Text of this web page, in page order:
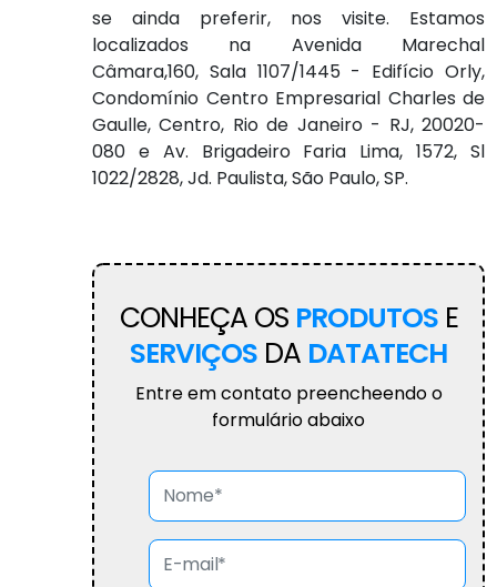
se ainda preferir, nos visite. Estamos
localizados na Avenida Marechal
Câmara,160, Sala 1107/1445 - Edifício Orly,
Condomínio Centro Empresarial Charles de
Gaulle, Centro, Rio de Janeiro - RJ, 20020-
080 e Av. Brigadeiro Faria Lima, 1572, Sl
1022/2828, Jd. Paulista, São Paulo, SP.
CONHEÇA OS PRODUTOSE
SERVIÇOS DA DATATECH
Entre em contato preencheendo o
formulário abaixo